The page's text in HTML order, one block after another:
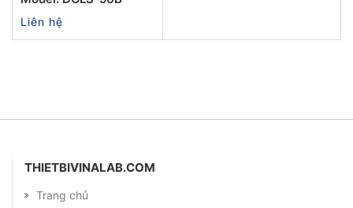
Liên hệ
THIETBIVINALAB.COM
Trang chủ